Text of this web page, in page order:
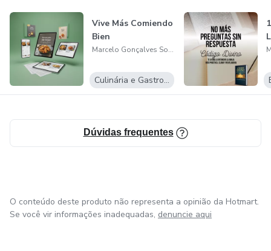
Vive Más Comiendo
Bien
Marcelo Gonçalves Soares
Culinária e Gastronomia
Dúvidas frequentes
O conteúdo deste produto não representa a opinião da Hotmart.
Se você vir informações inadequadas, denuncie aqui